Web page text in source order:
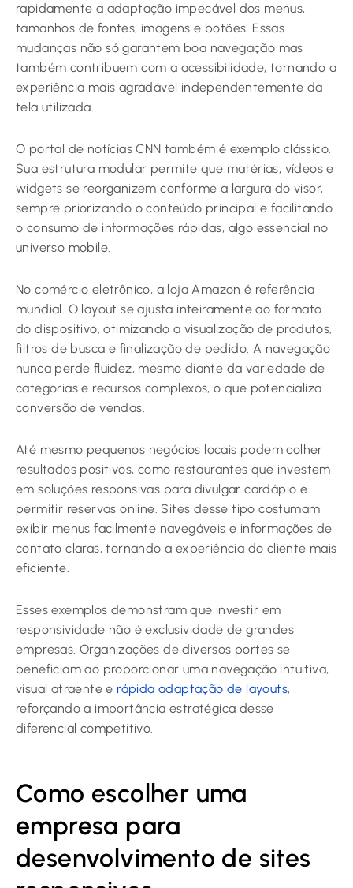
rapidamente a adaptação impecável dos menus,
tamanhos de fontes, imagens e botões. Essas
mudanças não só garantem boa navegação mas
também contribuem com a acessibilidade, tornando a
experiência mais agradável independentemente da
tela utilizada.
O portal de notícias CNN também é exemplo clássico.
Sua estrutura modular permite que matérias, vídeos e
widgets se reorganizem conforme a largura do visor,
sempre priorizando o conteúdo principal e facilitando
o consumo de informações rápidas, algo essencial no
universo mobile.
No comércio eletrônico, a loja Amazon é referência
mundial. O layout se ajusta inteiramente ao formato
do dispositivo, otimizando a visualização de produtos,
filtros de busca e finalização de pedido. A navegação
nunca perde fluidez, mesmo diante da variedade de
categorias e recursos complexos, o que potencializa
conversão de vendas.
Até mesmo pequenos negócios locais podem colher
resultados positivos, como restaurantes que investem
em soluções responsivas para divulgar cardápio e
permitir reservas online. Sites desse tipo costumam
exibir menus facilmente navegáveis e informações de
contato claras, tornando a experiência do cliente mais
eficiente.
Esses exemplos demonstram que investir em
responsividade não é exclusividade de grandes
empresas. Organizações de diversos portes se
beneficiam ao proporcionar uma navegação intuitiva,
visual atraente e rápida adaptação de layouts,
reforçando a importância estratégica desse
diferencial competitivo.
Como escolher uma
empresa para
desenvolvimento de sites